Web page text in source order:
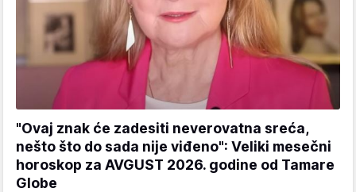
"Ovaj znak će zadesiti neverovatna sreća,
nešto što do sada nije viđeno": Veliki mesečni
horoskop za AVGUST 2026. godine od Tamare
Globe